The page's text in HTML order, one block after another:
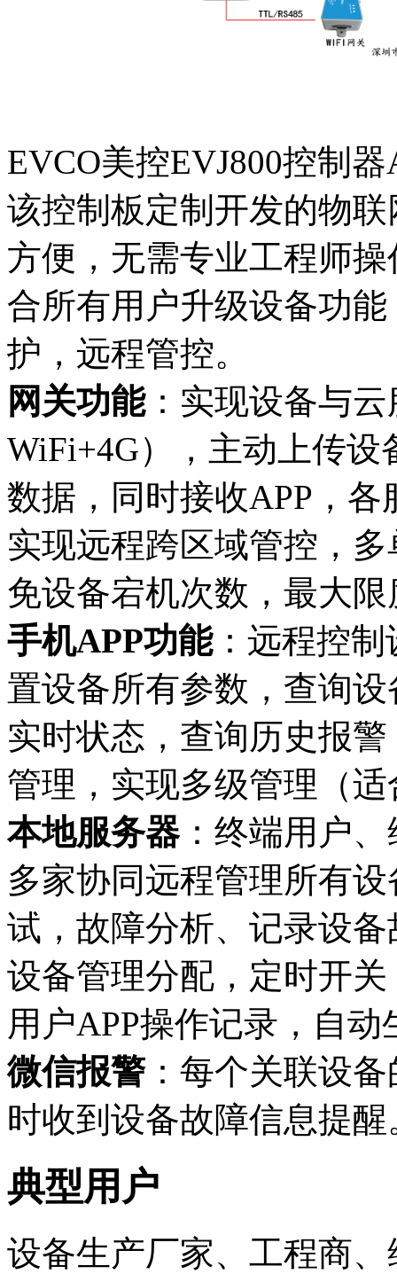
EVCO美控EVJ800控制
该控制板定制开发的物
方便，无需专业工程师
合所有用户升级设备功
护，远程管控。
网关功能：实现设备与
WiFi+4G），主动上传
数据，同时接收APP，
实现远程跨区域管控，
免设备宕机次数，最大
手机APP功能：远程控制
置设备所有参数，查询
实时状态，查询历史报
管理，实现多级管理（
本地服务器：终端用户
多家协同远程管理所有
试，故障分析、记录设
设备管理分配，定时开
用户APP操作记录，自
微信报警：每个关联设
时收到设备故障信息提醒
典型用户
设备生产厂家、工程商